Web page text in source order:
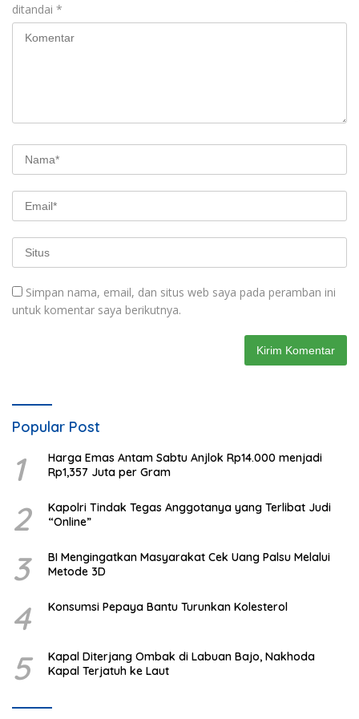
ditandai *
Simpan nama, email, dan situs web saya pada peramban ini
untuk komentar saya berikutnya.
Popular Post
1
Harga Emas Antam Sabtu Anjlok Rp14.000 menjadi
Rp1,357 Juta per Gram
2
Kapolri Tindak Tegas Anggotanya yang Terlibat Judi
“Online”
3
BI Mengingatkan Masyarakat Cek Uang Palsu Melalui
Metode 3D
4 Konsumsi Pepaya Bantu Turunkan Kolesterol
5
Kapal Diterjang Ombak di Labuan Bajo, Nakhoda
Kapal Terjatuh ke Laut